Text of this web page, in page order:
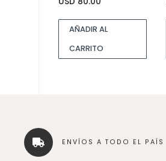
AÑADIR AL
CARRITO
ENVÍOS A TODO EL PAÍS